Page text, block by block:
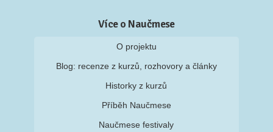
Více o Naučmese
O projektu
Blog: recenze z kurzů, rozhovory a články
Historky z kurzů
Příběh Naučmese
Naučmese festivaly